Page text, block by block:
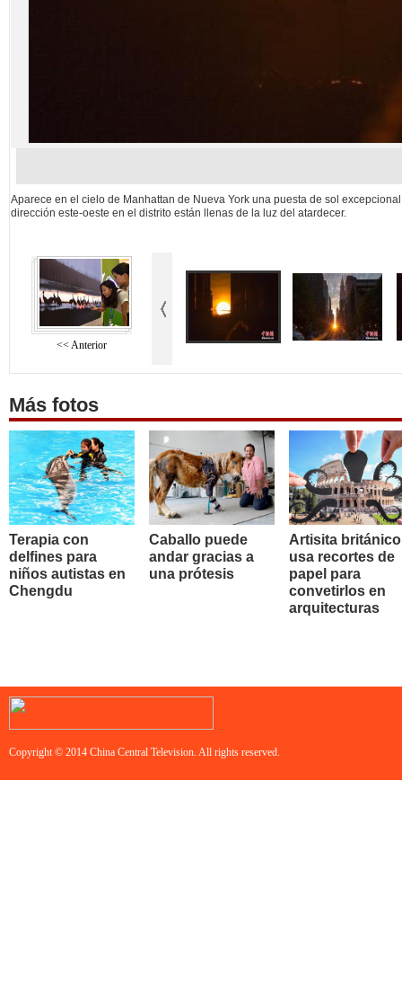
Aparece en el cielo de Manhattan de Nueva York una puesta de sol
dirección este-oeste en el distrito están llenas de la luz del atardecer.
<< Anterior
Más fotos
Terapia con
delfines para
niños autistas en
Chengdu
Caballo puede
andar gracias a
una prótesis
Artisita británico
usa recortes de
papel para
convetirlos en
arquitecturas
Copyright © 2014 China Central Television. All rights reserved.